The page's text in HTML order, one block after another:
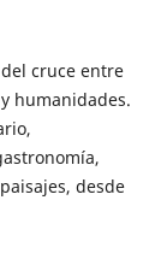
cruce entre
humanidades.
desde